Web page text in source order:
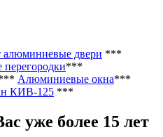
алюминиевые двери ***
***
Алюминиевые окна***
КИВ-125 ***
уже более 15 лет